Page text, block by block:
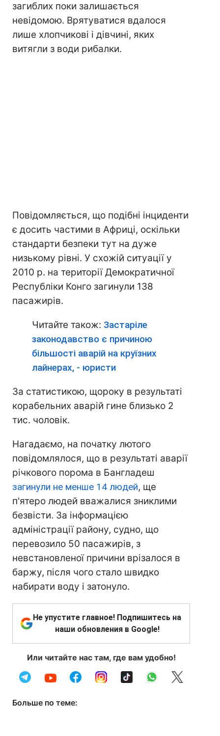
загиблих поки залишається
невідомою. Врятуватися вдалося
лише хлопчикові і дівчині, яких
витягли з води рибалки.
Повідомляється, що подібні інциденти
є досить частими в Африці, оскільки
стандарти безпеки тут на дуже
низькому рівні. У схожій ситуації у
2010 р. на території Демократичної
Республіки Конго загинули 138
пасажирів.
Читайте також: Застаріле
законодавство є причиною
більшості аварій на круїзних
лайнерах, - юристи
За статистикою, щороку в результаті
корабельних аварій гине близько 2
тис. чоловік.
Нагадаємо, на початку лютого
повідомлялося, що в результаті аварії
річкового порома в Бангладеш
загинули не менше 14 людей, ще
п'ятеро людей вважалися зниклими
безвісти. За інформацією
адміністрації району, судно, що
перевозило 50 пасажирів, з
невстановленої причини врізалося в
баржу, після чого стало швидко
набирати воду і затонуло.
Не упустите главное! Подпишитесь на
наши обновления в Google!
Или читайте нас там, где вам удобно!
Больше по теме: